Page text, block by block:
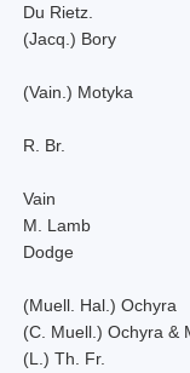
Du Rietz.
(Jacq.) Bory
(Vain.) Motyka
R. Br.
Vain
M. Lamb
Dodge
(Muell. Hal.) Ochyra
(C. Muell.) Ochyra &
(L.) Th. Fr.